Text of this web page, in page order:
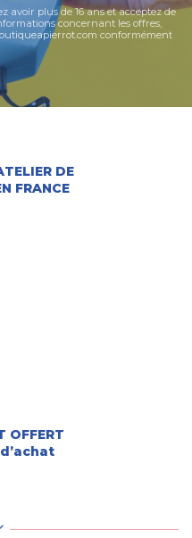
avoir plus de 16 ans et acceptez de
concernant les offres,
conformément
DE
FRANCE
OFFERT